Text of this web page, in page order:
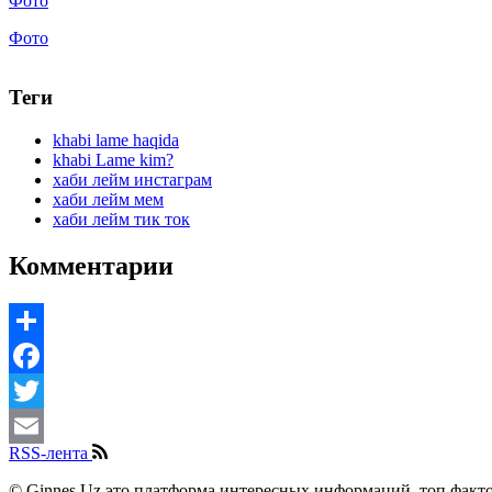
Фото
Теги
khabi lame haqida
khabi Lame kim?
хаби лейм инстаграм
хаби лейм мем
хаби лейм тик ток
Комментарии
Share
Facebook
Twitter
Email
RSS-лента